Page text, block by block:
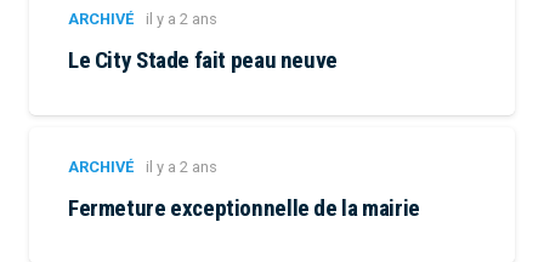
ARCHIVÉ il y a 2 ans
Le City Stade fait peau neuve
ARCHIVÉ il y a 2 ans
Fermeture exceptionnelle de la mairie